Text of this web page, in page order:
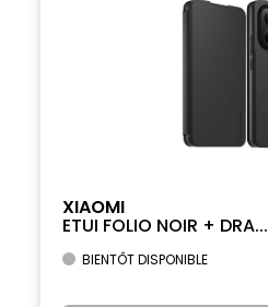
XIAOMI
ETUI FOLIO NOIR + DRA...
BIENTÔT DISPONIBLE